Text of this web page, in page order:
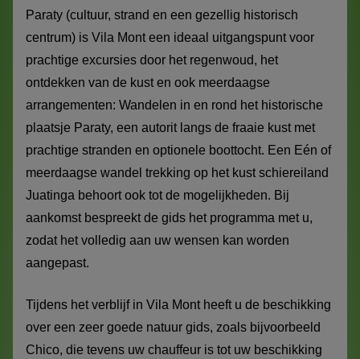
Paraty (cultuur, strand en een gezellig historisch
centrum) is Vila Mont een ideaal uitgangspunt voor
prachtige excursies door het regenwoud, het
ontdekken van de kust en ook meerdaagse
arrangementen: Wandelen in en rond het historische
plaatsje Paraty, een autorit langs de fraaie kust met
prachtige stranden en optionele boottocht. Een Eén of
meerdaagse wandel trekking op het kust schiereiland
Juatinga behoort ook tot de mogelijkheden. Bij
aankomst bespreekt de gids het programma met u,
zodat het volledig aan uw wensen kan worden
aangepast.
Tijdens het verblijf in Vila Mont heeft u de beschikking
over een zeer goede natuur gids, zoals bijvoorbeeld
Chico, die tevens uw chauffeur is tot uw beschikking